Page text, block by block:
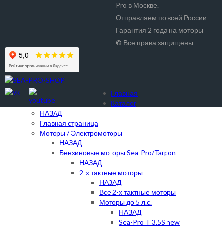
Pro в Москве.
Отправляем по всей России
Гарантия 2 года на моторы
© Все права защищены
Главная
Каталог
НАЗАД
Главная страница
Моторы / Электромоторы
НАЗАД
Бензиновые моторы Sea-Pro/Tarpon
НАЗАД
2-х тактные моторы
НАЗАД
Все 2-х тактные моторы
Моторы до 5 л.с.
НАЗАД
Sea-Pro T 3.5S new